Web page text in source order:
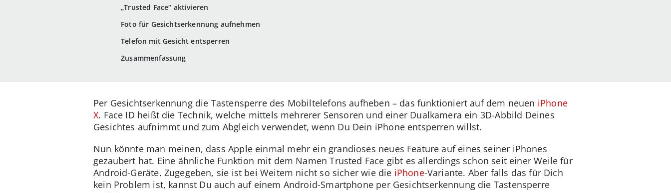
„Trusted Face“ aktivieren
Foto für Gesichtserkennung aufnehmen
Telefon mit Gesicht entsperren
Zusammenfassung
Per Gesichtserkennung die Tastensperre des Mobiltelefons aufheben – das funktioniert auf dem neuen iPhone
X. Face ID heißt die Technik, welche mittels mehrerer Sensoren und einer Dualkamera ein 3D-Abbild Deines
Gesichtes aufnimmt und zum Abgleich verwendet, wenn Du Dein iPhone entsperren willst.
Nun könnte man meinen, dass Apple einmal mehr ein grandioses neues Feature auf eines seiner iPhones
gezaubert hat. Eine ähnliche Funktion mit dem Namen Trusted Face gibt es allerdings schon seit einer Weile für
Android-Geräte. Zugegeben, sie ist bei Weitem nicht so sicher wie die iPhone-Variante. Aber falls das für Dich
kein Problem ist, kannst Du auch auf einem Android-Smartphone per Gesichtserkennung die Tastensperre